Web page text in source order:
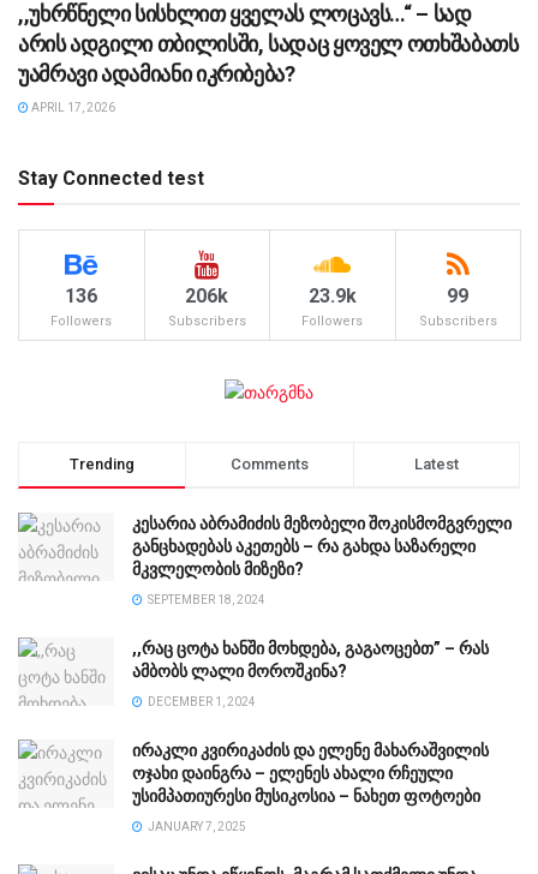
,,უხრწნელი სისხლით ყველას ლოცავს…“ – სად
არის ადგილი თბილისში, სადაც ყოველ ოთხშაბათს
უამრავი ადამიანი იკრიბება?
APRIL 17, 2026
Stay Connected test
136
Followers
206k
Subscribers
23.9k
Followers
99
Subscribers
Trending Comments Latest
კესარია აბრამიძის მეზობელი შოკისმომგვრელი
განცხადებას აკეთებს – რა გახდა საზარელი
მკვლელობის მიზეზი?
SEPTEMBER 18, 2024
,,რაც ცოტა ხანში მოხდება, გაგაოცებთ” – რას
ამბობს ლალი მოროშკინა?
DECEMBER 1, 2024
ირაკლი კვირიკაძის და ელენე მახარაშვილის
ოჯახი დაინგრა – ელენეს ახალი რჩეული
უსიმპათიურესი მუსიკოსია – ნახეთ ფოტოები
JANUARY 7, 2025